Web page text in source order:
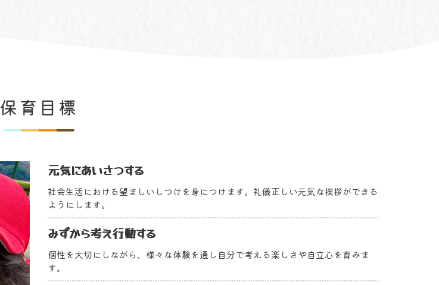
保育目標
元気にあいさつする
社会生活における望ましいしつけを身につけます。礼儀正しい元気な挨拶ができる
ようにします。
みずから考え行動する
個性を大切にしながら、様々な体験を通し自分で考える楽しさや自立心を育みま
す。